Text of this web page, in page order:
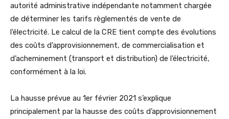
autorité administrative indépendante notamment chargée
de déterminer les tarifs règlementés de vente de
l’électricité. Le calcul de la CRE tient compte des évolutions
des coûts d’approvisionnement, de commercialisation et
d’acheminement (transport et distribution) de l’électricité,
conformément à la loi.
La hausse prévue au 1er février 2021 s’explique
principalement par la hausse des coûts d’approvisionnement